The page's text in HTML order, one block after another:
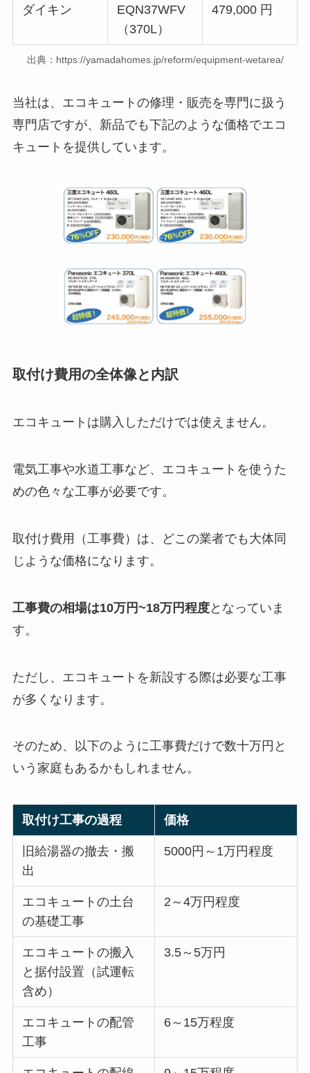
ダイキン
EQN37WFV
（370L）
479,000 円
出典：https://yamadahomes.jp/reform/equipment-wetarea/
当社は、エコキュートの修理・販売を専門に扱う
専門店ですが、新品でも下記のような価格でエコ
キュートを提供しています。
取付け費用の全体像と内訳
エコキュートは購入しただけでは使えません。
電気工事や水道工事など、エコキュートを使うた
めの色々な工事が必要です。
取付け費用（工事費）は、どこの業者でも大体同
じような価格になります。
工事費の相場は10万円~18万円程度となっていま
す。
ただし、エコキュートを新設する際は必要な工事
が多くなります。
そのため、以下のように工事費だけで数十万円と
いう家庭もあるかもしれません。
取付け工事の過程 価格
旧給湯器の撤去・搬
出
5000円～1万円程度
エコキュートの土台
の基礎工事
2～4万円程度
エコキュートの搬入
と据付設置（試運転
含め）
3.5～5万円
エコキュートの配管
工事
6～15万程度